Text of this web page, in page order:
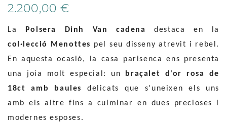
2.200,00 €
La Polsera Dinh Van cadena
destaca en la
col·lecció Menottes pel seu disseny atrevit i rebel.
En aquesta ocasió, la casa parisenca ens presenta
una joia molt especial: un braçalet d'or rosa de
18ct amb baules
delicats que s'uneixen els uns
amb els altre fins a culminar en dues precioses i
modernes esposes.